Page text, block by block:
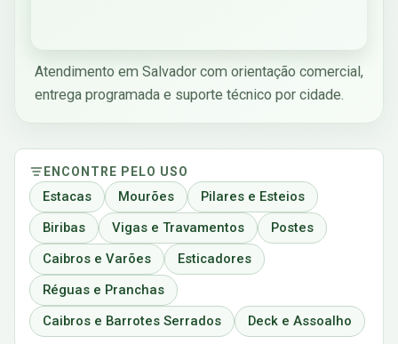
Atendimento em Salvador com orientação comercial,
entrega programada e suporte técnico por cidade.
ENCONTRE PELO USO
Estacas Mourões
Pilares e Esteios
Biribas
Vigas e Travamentos
Postes
Caibros e Varões
Esticadores
Réguas e Pranchas
Caibros e Barrotes Serrados
Deck e Assoalho